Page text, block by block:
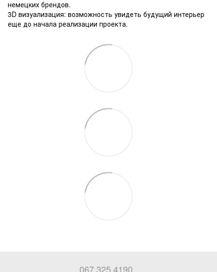
немецких брендов.
3D визуализация: возможность увидеть будущий интерьер
еще до начала реализации проекта.
067 325 4190